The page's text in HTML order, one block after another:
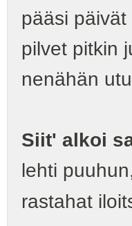
pääsi
pilvet pitkin
nenähän
Siit' alkoi
lehti
rastahat